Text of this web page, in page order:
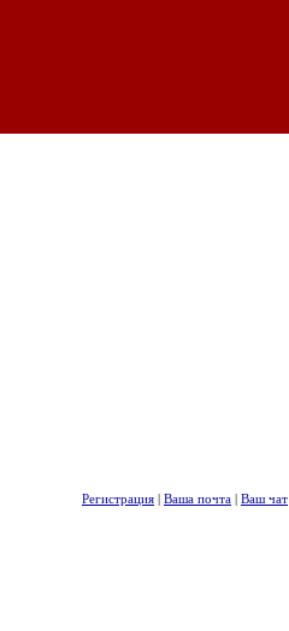
Регистрация | Ваша почта | Ваш чат